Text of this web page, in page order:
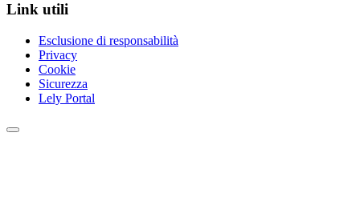
Link utili
Esclusione di responsabilità
Privacy
Cookie
Sicurezza
Lely Portal